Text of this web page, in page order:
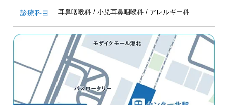
診療科目 耳鼻咽喉科 / 小児耳鼻咽喉科 / アレルギー科